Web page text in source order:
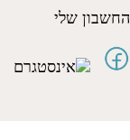
החשבון שלי